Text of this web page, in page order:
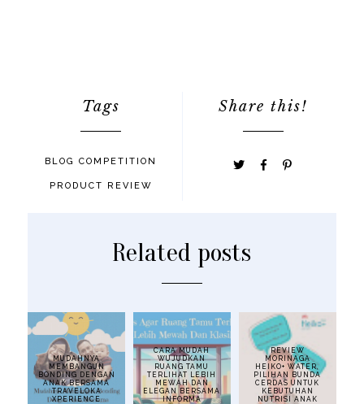
Share this!
Tags
BLOG COMPETITION
PRODUCT REVIEW
Related posts
MUDAHNYA
MEMBANGUN
BONDING DENGAN
ANAK BERSAMA
TRAVELOKA
XPERIENCE
CARA MUDAH
WUJUDKAN
RUANG TAMU
TERLIHAT LEBIH
MEWAH DAN
ELEGAN BERSAMA
INFORMA
REVIEW
MORINAGA
HEIKO+ WATER,
PILIHAN BUNDA
CERDAS UNTUK
KEBUTUHAN
NUTRISI ANAK